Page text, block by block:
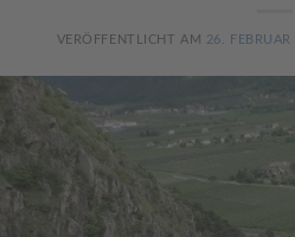
VERÖFFENTLICHT AM 26. FEBRUAR